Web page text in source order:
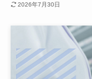
2026年7月30日